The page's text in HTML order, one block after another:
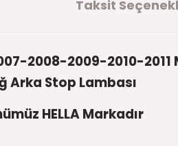
Taksit
2008-2009-2010-2011
Arka Stop Lambası
HELLA Markadır